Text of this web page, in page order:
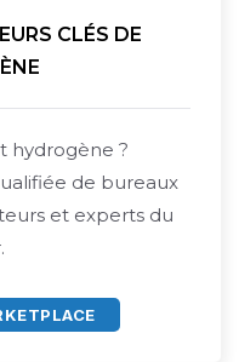
CLÉS DE
hydrogène ?
de bureaux
et experts du